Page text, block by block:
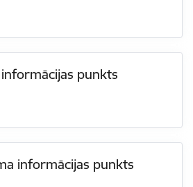
punkts
informācijas punkts